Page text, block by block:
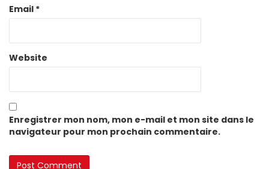
Email *
Website
Enregistrer mon nom, mon e-mail et mon site dans le
navigateur pour mon prochain commentaire.